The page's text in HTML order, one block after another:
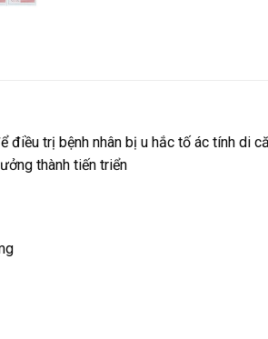
điều trị bệnh nhân bị u hắc tố ác tính di
thành tiến triển